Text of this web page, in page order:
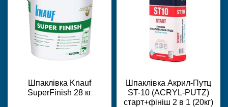
Шпаклівка Knauf
SuperFinish 28 кг
Шпаклівка Акрил-Путц
ST-10 (ACRYL-PUTZ)
старт+фініш 2 в 1 (20кг)